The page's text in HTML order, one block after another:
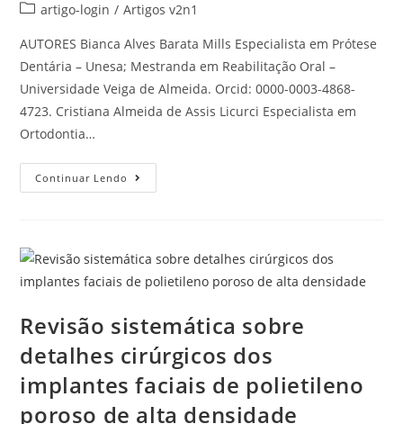
artigo-login / Artigos v2n1
AUTORES Bianca Alves Barata Mills Especialista em Prótese
Dentária – Unesa; Mestranda em Reabilitação Oral –
Universidade Veiga de Almeida. Orcid: 0000-0003-4868-
4723. Cristiana Almeida de Assis Licurci Especialista em
Ortodontia…
Continuar Lendo
Revisão sistemática sobre
detalhes cirúrgicos dos
implantes faciais de polietileno
poroso de alta densidade